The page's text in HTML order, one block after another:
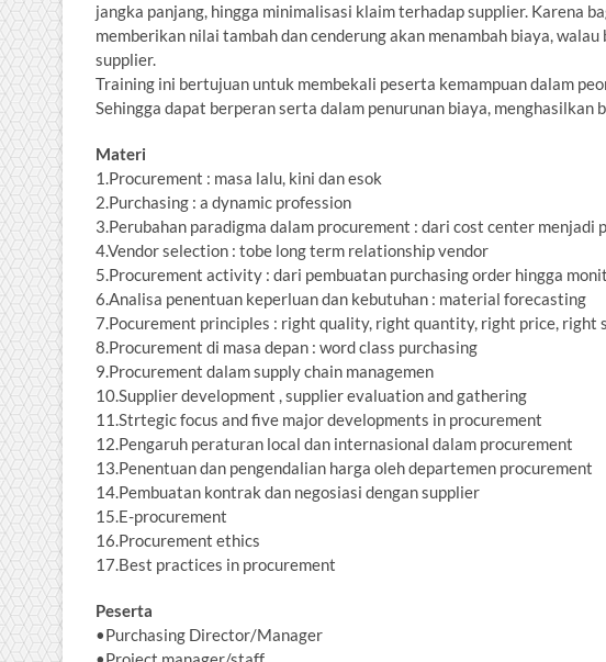
jangka panjang, hingga minimalisasi klaim terhadap supplier. Karena
memberikan nilai tambah dan cenderung akan menambah biaya,
supplier.
Training ini bertujuan untuk membekali peserta kemampuan dalam
Sehingga dapat berperan serta dalam penurunan biaya, menghasilkan
Materi
1.Procurement : masa lalu, kini dan esok
2.Purchasing : a dynamic profession
3.Perubahan paradigma dalam procurement : dari cost center menjadi
4.Vendor selection : tobe long term relationship vendor
5.Procurement activity : dari pembuatan purchasing order hingga
6.Analisa penentuan keperluan dan kebutuhan : material forecasting
7.Pocurement principles : right quality, right quantity, right price, right
8.Procurement di masa depan : word class purchasing
9.Procurement dalam supply chain managemen
10.Supplier development , supplier evaluation and gathering
11.Strtegic focus and five major developments in procurement
12.Pengaruh peraturan local dan internasional dalam procurement
13.Penentuan dan pengendalian harga oleh departemen procurement
14.Pembuatan kontrak dan negosiasi dengan supplier
15.E-procurement
16.Procurement ethics
17.Best practices in procurement
Peserta
•Purchasing Director/Manager